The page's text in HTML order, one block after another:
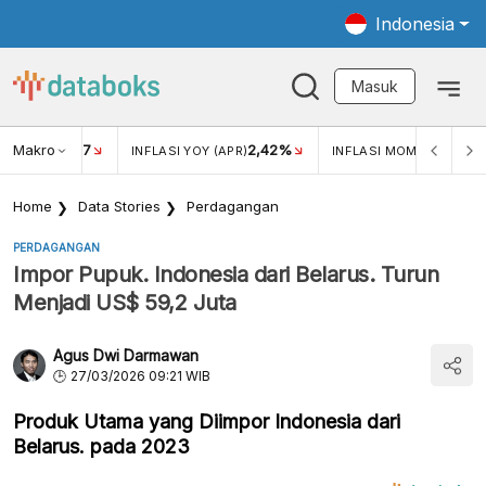
Indonesia
Masuk
Makro
USD/IDR 17 INFLASI YOY (APR)2,42% INFLASI MOM (MAR)
Home Data Stories Perdagangan
PERDAGANGAN
Impor Pupuk. Indonesia dari Belarus. Turun
Menjadi US$ 59,2 Juta
Agus Dwi Darmawan
27/03/2026 09:21 WIB
Produk Utama yang Diimpor Indonesia dari
Belarus. pada 2023